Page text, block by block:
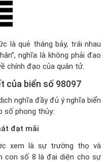
là quẻ tháng bảy, trái nhau
nghĩa là không phải đạo
chính đạo của quân tử.
của biển số 98097
nghĩa đầy đủ ý nghĩa biển
số phong thủy:
đạt mãi
xem là sự trường thọ và
con số 8 là đại diện cho sự